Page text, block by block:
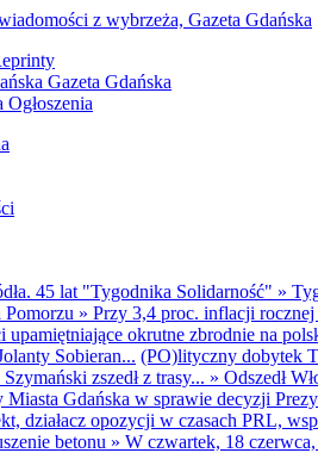
Gazeta Gdańska
Ogłoszenia
45 lat "Tygodnika Solidarność" »
» Przy 3,4 proc. inflacji
upamiętniające okrutne zbrodnie na
Sobieran... (PO)lityczny dobytek
zszedł z trasy... » Odszedł
Gdańska w sprawie decyzji
działacz opozycji w czasach PRL,
betonu » W czwartek, 18